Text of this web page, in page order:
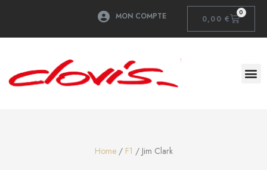
MON COMPTE 0,00€
0
Home/ F1 / Jim Clark